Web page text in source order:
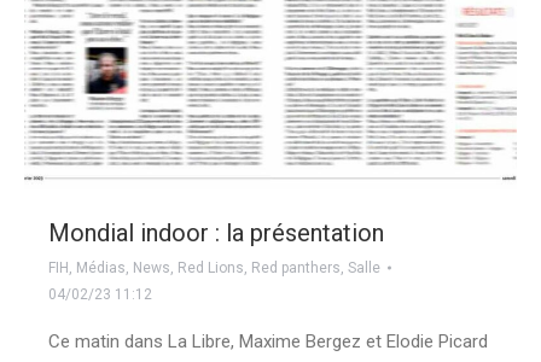
Mondial indoor : la présentation
FIH , Médias, News, Red Lions, Red panthers, Salle
04/02/23 11:12
Ce matin dans La Libre, Maxime Bergez et Elodie Picard